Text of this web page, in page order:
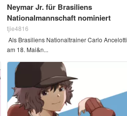
Neymar Jr. für Brasiliens
Nationalmannschaft nominiert
tjie4816
Als Brasiliens Nationaltrainer Carlo Ancelotti
am 18. Mai&n...